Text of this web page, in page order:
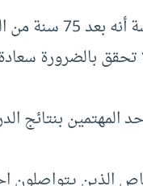
واتضح من
تحقق بالضرورة
المهتمين بنتائج